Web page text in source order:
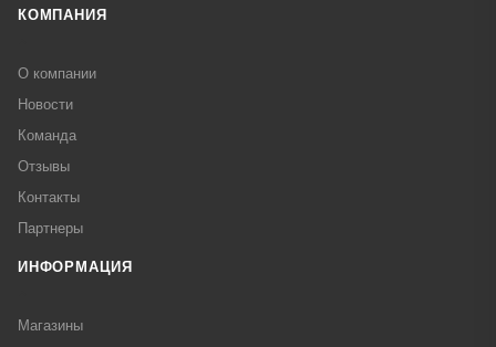
КОМПАНИЯ
О компании
Новости
Команда
Отзывы
Контакты
Партнеры
ИНФОРМАЦИЯ
Магазины